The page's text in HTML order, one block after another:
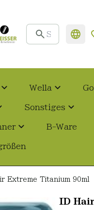
Wella
Sonstiges
B-Ware
Extreme Titanium 90ml
ID